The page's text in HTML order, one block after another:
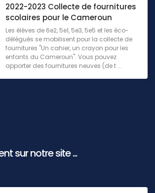
2022-2023 Collecte de fournitures
scolaires pour le Cameroun
Les élèves de 6e2, 5e1, 5e3, 5e5 et les éco-
délégués se mobilisent pour la collecte de
fournitures "Un cahier, un crayon pour les
enfants du Cameroun". Vous pouvez
apporter des fournitures neuves (de t ...
sur notre site ...